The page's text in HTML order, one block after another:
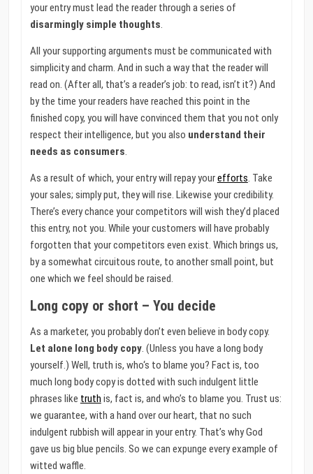
your entry must lead the reader through a series of
disarmingly simple thoughts.
All your supporting arguments must be communicated with
simplicity and charm. And in such a way that the reader will
read on. (After all, that’s a reader’s job: to read, isn’t it?) And
by the time your readers have reached this point in the
finished copy, you will have convinced them that you not only
respect their intelligence, but you also understand their
needs as consumers.
As a result of which, your entry will repay yourefforts. Take
your sales; simply put, they will rise. Likewise your credibility.
There’s every chance your competitors will wish they’d placed
this entry, not you. While your customers will have probably
forgotten that your competitors even exist. Which brings us,
by a somewhat circuitous route, to another small point, but
one which we feel should be raised.
Long copy or short – You decide
As a marketer, you probably don’t even believe in body copy.
Let alone long body copy. (Unless you have a long body
yourself.) Well, truth is, who‘s to blame you? Fact is, too
much long body copy is dotted with such indulgent little
phrases like truth is, fact is, and who’s to blame you. Trust us:
we guarantee, with a hand over our heart, that no such
indulgent rubbish will appear in your entry. That’s why God
gave us big blue pencils. So we can expunge every example of
witted waffle.